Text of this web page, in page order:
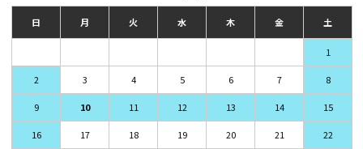
日 月 火 水 木 金 土
1
2 3 4 5 6 7 8
9 10 11 12 13 14 15
16 17 18 19 20 21 22